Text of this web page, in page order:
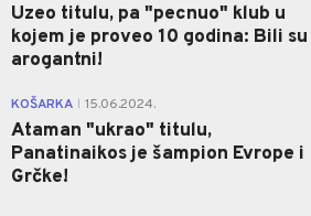
Uzeo titulu, pa "pecnuo" klub u
kojem je proveo 10 godina: Bili su
arogantni!
KOŠARKA 15.06.2024.
Ataman "ukrao" titulu,
Panatinaikos je šampion Evrope i
Grčke!